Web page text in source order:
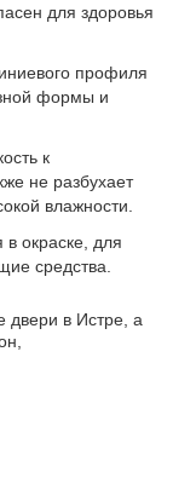
для здоровья
профиля
формы и
к
не разбухает
влажности.
окраске, для
средства.
двери в Истре, а